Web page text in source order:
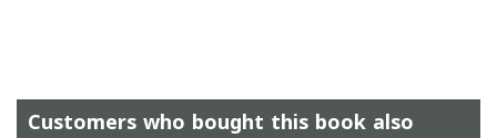
Customers who bought this book also